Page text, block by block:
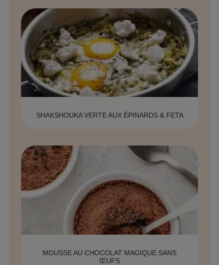
SHAKSHOUKA VERTE AUX ÉPINARDS & FETA
MOUSSE AU CHOCOLAT MAGIQUE SANS
ŒUFS